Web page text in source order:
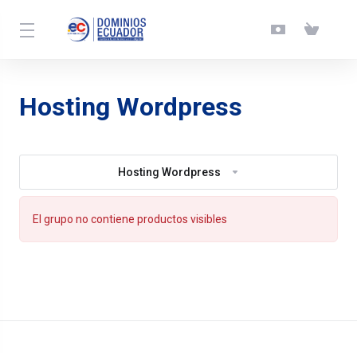
Hosting Wordpress
Hosting Wordpress
El grupo no contiene productos visibles